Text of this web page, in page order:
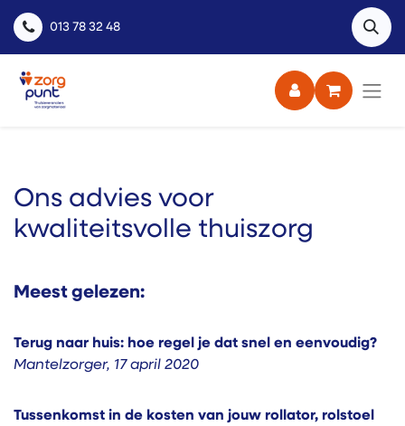
013 78 32 48
Ons advies voor
kwaliteitsvolle thuiszorg
Meest gelezen:
Terug naar huis: hoe regel je dat snel en eenvoudig?
Mantelzorger, 17 april 2020
Tussenkomst in de kosten van jouw rollator, rolstoel